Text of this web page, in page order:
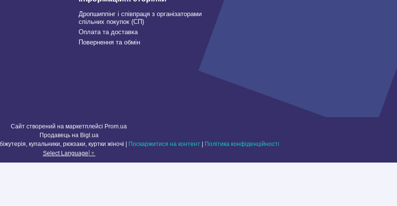
Дропшиппінг і співпраця з організаторами
спільних покупок (СП)
Оплата та доставка
Повернення та обмін
Сайт створений на маркетплейсі Prom.ua
Продавець на Bigl.ua
МОДНИЙ МАГАЗИН жіноче взуття, сумки, гаманці, біжутерія, купальники, рюкзаки, куртки жіночі | Поскаржитися на контент | Політика конфіденційності
Select Language ▼